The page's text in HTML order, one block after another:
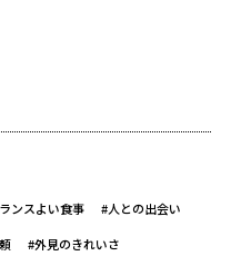
ンスよい食事 #人との出会い
#外見のきれいさ